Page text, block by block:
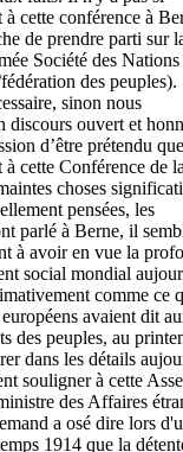
cette conférence à
de prendre parti sur
Société des
des peuples).
sinon nous
discours ouvert et
d’être prétendu
cette Conférence de
choses
pensées, les
parlé à Berne, il
à avoir en vue la
social mondial
comme ce
avaient dit
des peuples, au
dans les détails
souligner à cette
des Affaires
a osé dire lors
1914 que la